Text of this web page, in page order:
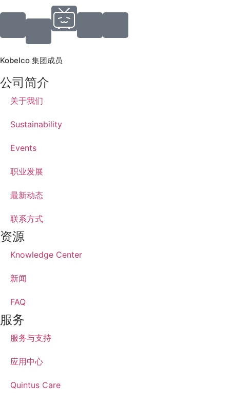
Kobelco 集团成员
公司简介
关于我们
Sustainability
Events
职业发展
最新动态
联系方式
资源
Knowledge Center
新闻
FAQ
服务
服务与支持
应用中心
Quintus Care